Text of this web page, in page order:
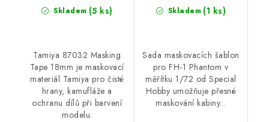
Skladem (5 ks)
Tamiya 87032 Masking
Tape 18mm je maskovací
materiál Tamiya pro čisté
hrany, kamufláže a
ochranu dílů při barvení
modelu.
Skladem (1 ks)
Sada maskovacích šablon
pro FH-1 Phantom v
měřítku 1/72 od Special
Hobby umožňuje přesné
maskování kabiny...